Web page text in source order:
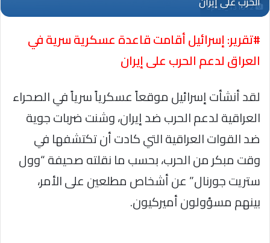
Oplus_131072
#تقرير: إسرائيل أقامت قاعدة عسكرية سرية في
العراق لدعم الحرب على إيران
لقد أنشأت إسرائيل موقعاً عسكرياً سرياً في الصحراء
العراقية لدعم الحرب ضد إيران، وشنت ضربات جوية
ضد القوات العراقية التي كادت أن تكتشفها في
وقت مبكر من الحرب، بحسب ما نقلته صحيفة “وول
ستريت جورنال” عن أشخاص مطلعين على الأمر،
بينهم مسؤولون أميركيون.